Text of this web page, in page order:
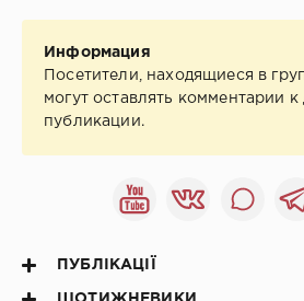
Информация
Посетители, находящиеся в
могут оставлять комментарии к
публикации.
ПУБЛІКАЦІЇ